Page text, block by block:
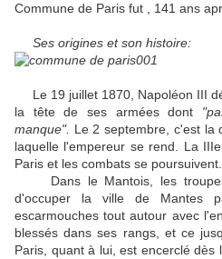
Commune de Paris fut , 141 ans
Ses origines et son histoire:
Le 19 juillet 1870, Napoléon III
la tête de ses armées dont
manque". Le 2 septembre, c'est la
laquelle l'empereur se rend. La
Paris et les combats se poursuivent.
Dans le Mantois, les troupes
d'occuper la ville de
escarmouches tout autour avec
blessés dans ses rangs, et ce
Paris, quant à lui, est encerclé